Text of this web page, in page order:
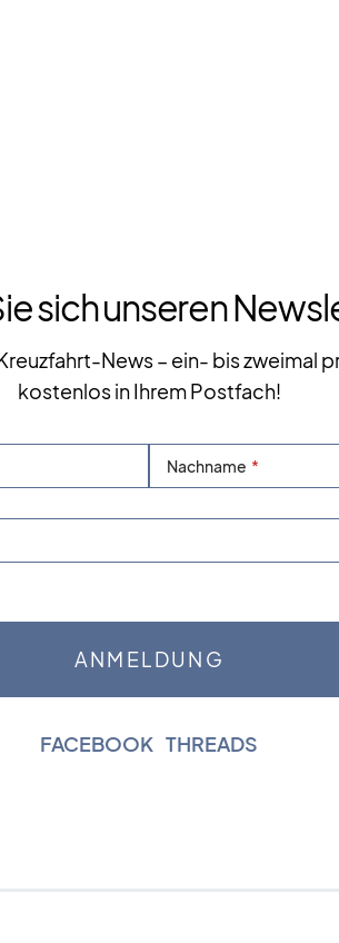
sich unseren
News – ein- bis zweimal
kostenlos in Ihrem Postfach!
Nachname
FACEBOOK |THREADS